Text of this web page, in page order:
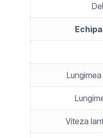
Viteza